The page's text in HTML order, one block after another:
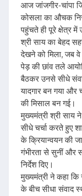
आज जांजगीर-चांपा
कोसला का औचक
पहुंचते ही पूरे क्षेत्र में
श्री साय का बेहद
देखने को मिला, जब वे
पेड़ की छांव तले
बैठकर उनसे सीधे
यादगार बन गया
की मिसाल बन गई।
मुख्यमंत्री श्री साय
सीधे चर्चा करते हुए
के क्रियान्वयन की
गंभीरता से सुनीं और
निर्देश दिए।
मुख्यमंत्री ने कहा कि
के बीच सीधा संवाद